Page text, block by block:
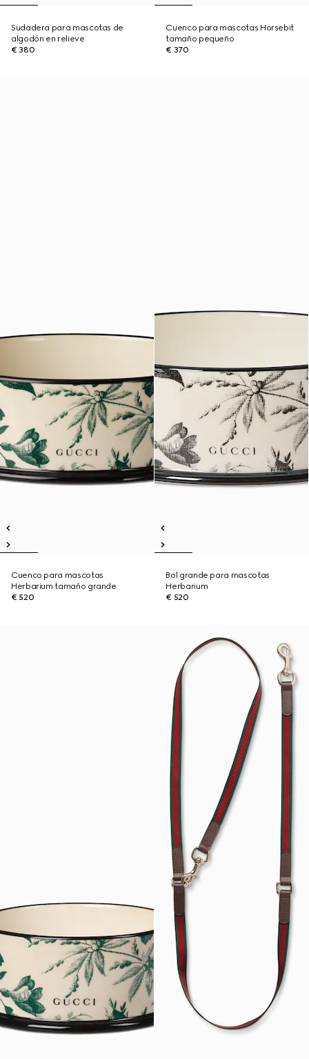
Sudadera para mascotas de
algodón en relieve
€ 380
Cuenco para mascotas Horsebit
tamaño pequeño
€ 370
Cuenco para mascotas
Herbarium tamaño grande
€ 520
Bol grande para mascotas
Herbarium
€ 520